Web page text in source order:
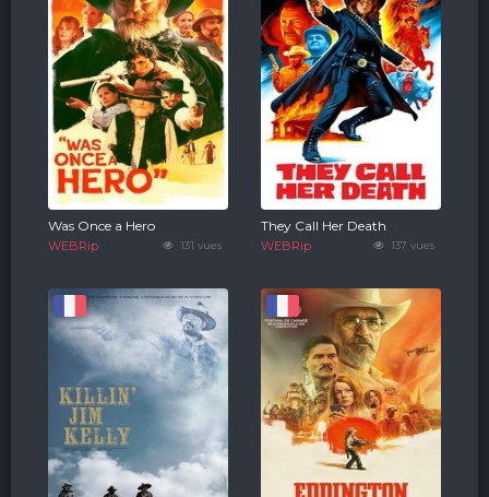
131 vues
Was Once a Hero
WEBRip 137 vues
They Call Her Death
WEBRip